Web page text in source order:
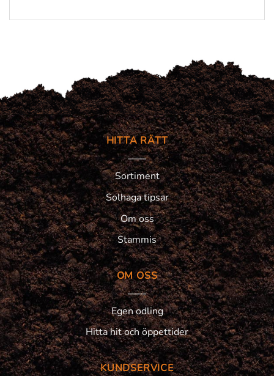
HITTA RÄTT
Sortiment
Solhaga tipsar
Om oss
Stammis
OM OSS
Egen odling
Hitta hit och öppettider
KUNDSERVICE